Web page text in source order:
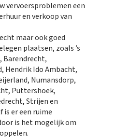
vervoersproblemen een
en verkoop van
maar ook goed
plaatsen, zoals ’s
Barendrecht,
Hendrik Ido Ambacht,
Numansdorp,
Puttershoek,
Strijen en
is er een ruime
is het mogelijk om